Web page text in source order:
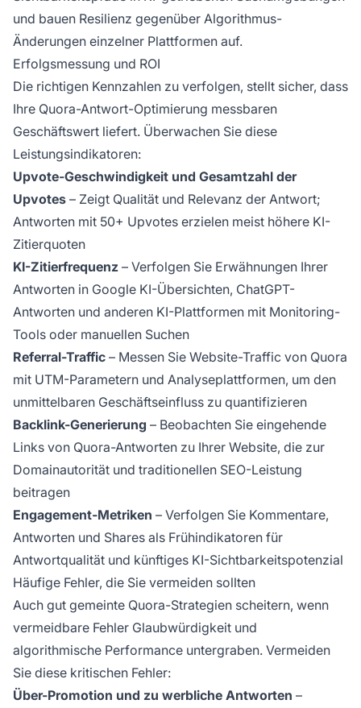
und bauen Resilienz gegenüber Algorithmus-
Änderungen einzelner Plattformen auf.
Erfolgsmessung und ROI
Die richtigen Kennzahlen zu verfolgen, stellt sicher, dass
Ihre Quora-Antwort-Optimierung messbaren
Geschäftswert liefert. Überwachen Sie diese
Leistungsindikatoren:
Upvote-Geschwindigkeit und Gesamtzahl der
Upvotes – Zeigt Qualität und Relevanz der Antwort;
Antworten mit 50+ Upvotes erzielen meist höhere KI-
Zitierquoten
KI-Zitierfrequenz – Verfolgen Sie Erwähnungen Ihrer
Antworten in Google KI-Übersichten, ChatGPT-
Antworten und anderen KI-Plattformen mit Monitoring-
Tools oder manuellen Suchen
Referral-Traffic – Messen Sie Website-Traffic von Quora
mit UTM-Parametern und Analyseplattformen, um den
unmittelbaren Geschäftseinfluss zu quantifizieren
Backlink-Generierung – Beobachten Sie eingehende
Links von Quora-Antworten zu Ihrer Website, die zur
Domainautorität und traditionellen SEO-Leistung
beitragen
Engagement-Metriken – Verfolgen Sie Kommentare,
Antworten und Shares als Frühindikatoren für
Antwortqualität und künftiges KI-Sichtbarkeitspotenzial
Häufige Fehler, die Sie vermeiden sollten
Auch gut gemeinte Quora-Strategien scheitern, wenn
vermeidbare Fehler Glaubwürdigkeit und
algorithmische Performance untergraben. Vermeiden
Sie diese kritischen Fehler:
Über-Promotion und zu werbliche Antworten –